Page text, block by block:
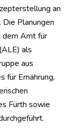
an
Planungen
dem Amt für
als
aus
für Ernährung,
Fürth sowie